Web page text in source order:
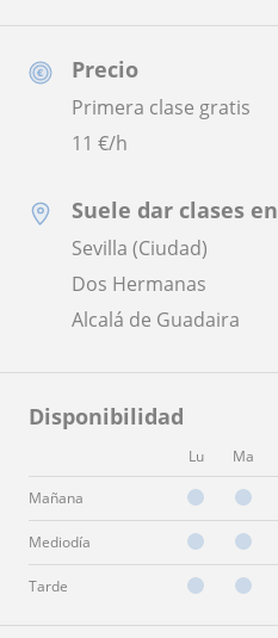
Precio
Primera clase gratis
11 €/h
Suele dar clases en
Sevilla (Ciudad)
Dos Hermanas
Alcalá de Guadaira
Disponibilidad
Lu Ma
Mañana
Mediodía
Tarde